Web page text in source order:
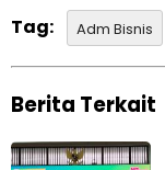
Tag: Adm Bisnis
Berita Terkait